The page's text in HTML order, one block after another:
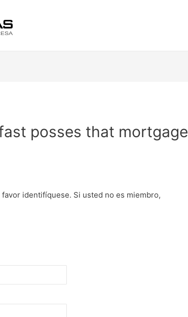
posses that mortgage
identifíquese. Si usted no es miembro,